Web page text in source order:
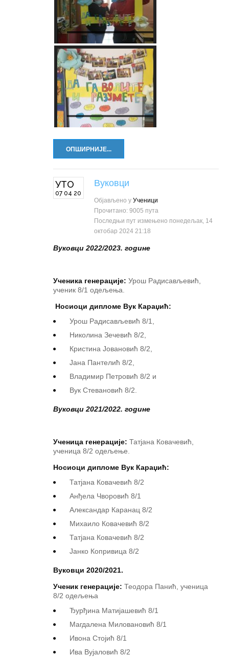
ОПШИРНИЈЕ...
УТО
07 04 20
Вуковци
Објављено у Ученици
Прочитано: 9005 пута
Последњи пут измењено понедељак, 14
октобар 2024 21:18
Вуковци 2022/2023. године
Ученика генерације: Урош Радисављевић,
ученик 8/1 одељења.
Носиоци дипломе Вук Караџић:
Урош Радисављевић 8/1,
Николина Зечевић 8/2,
Кристина Јовановић 8/2,
Јана Пантелић 8/2,
Владимир Петровић 8/2 и
Вук Стевановић 8/2.
Вуковци 2021/2022. године
Ученица генерације: Татјана Ковачевић,
ученица 8/2 одељење.
Носиоци дипломе Вук Караџић:
Татјана Ковачевић 8/2
Анђела Чворовић 8/1
Александар Каранац 8/2
Михаило Ковачевић 8/2
Татјана Ковачевић 8/2
Јанко Копривица 8/2
Вуковци 2020/2021.
Ученик генерације: Теодора Панић, ученица
8/2 одељења
Ђурђина Матијашевић 8/1
Магдалена Миловановић 8/1
Ивона Стојић 8/1
Ива Вујаловић 8/2